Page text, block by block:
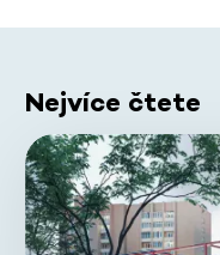
Nejvíce čtete